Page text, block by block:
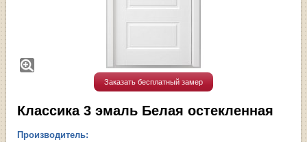
Заказать бесплатный замер
Классика 3 эмаль Белая остекленная
Производитель: